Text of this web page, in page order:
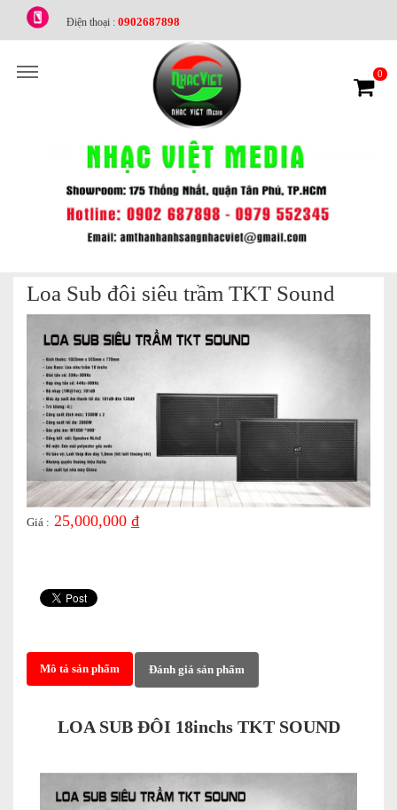
Điện thoại : 0902687898
0
Loa Sub đôi siêu trầm TKT Sound
Giá : 25,000,000 ₫
Mô tả sản phẩm Đánh giá sản phẩm
LOA SUB ĐÔI 18inchs TKT SOUND